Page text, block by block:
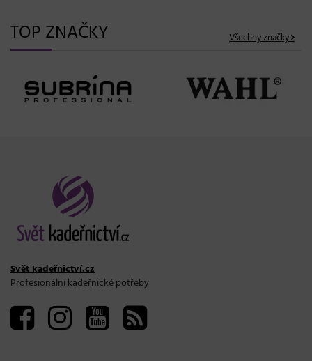
TOP ZNAČKY Všechny značky
Svět kadeřnictví.cz
Profesionální kadeřnické potřeby